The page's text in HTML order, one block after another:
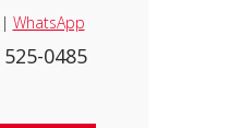
| WhatsApp
0485